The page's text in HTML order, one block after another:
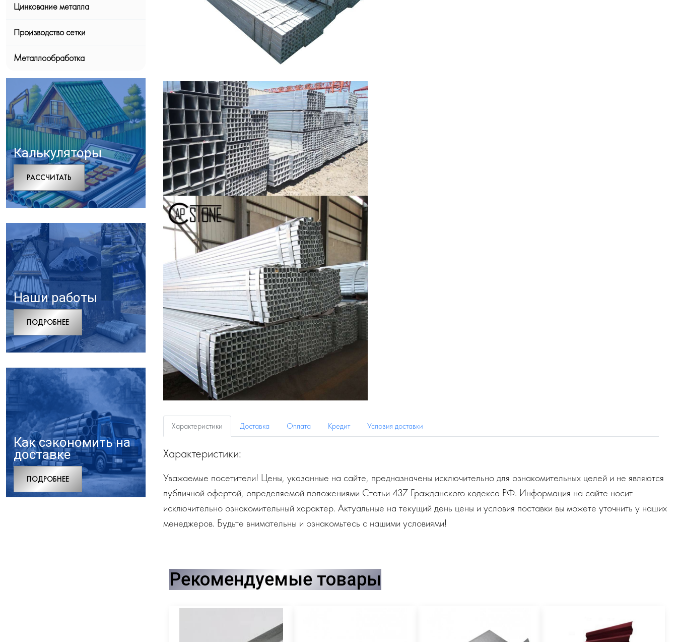
Цинкование металла
Производство сетки
Металлообработка
Калькуляторы
РАCСЧИТАТЬ
Наши работы
ПОДРОБНЕЕ
Как сэкономить на
доставке
ПОДРОБНЕЕ
Характеристики Доставка Оплата Кредит Условия доставки
Характеристики:
Уважаемые посетители! Цены, указанные на сайте, предназначены исключительно для ознакомительных целей и не являются
публичной офертой, определяемой положениями Статьи 437 Гражданского кодекса РФ. Информация на сайте носит
исключительно ознакомительный характер. Актуальные на текущий день цены и условия поставки вы можете уточнить у наших
менеджеров. Будьте внимательны и ознакомьтесь с нашими условиями!
Рекомендуемые товары